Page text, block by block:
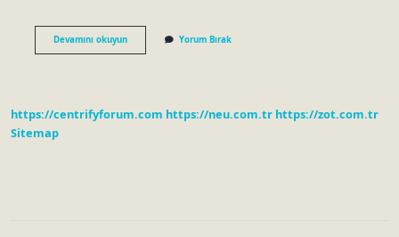
Devamını okuyunPtt
3
Yorum Bırak
https://centrifyforum.com https://neu.com.tr https://zot.com.tr
Sitemap